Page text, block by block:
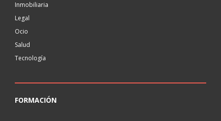
Inmobiliaria
Legal
Ocio
Salud
Tecnología
FORMACIÓN